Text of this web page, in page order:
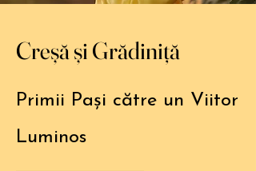
Creșă și Grădiniță
Primii Pași către un Viitor
Luminos